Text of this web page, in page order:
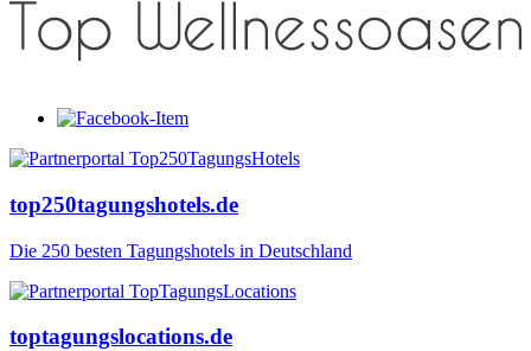
top250tagungshotels.de
Die 250 besten Tagungshotels in Deutschland
toptagungslocations.de